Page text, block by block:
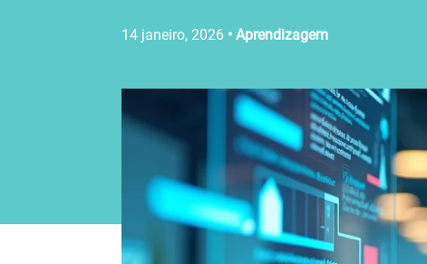
14 janeiro, 2026 •Aprendizagem